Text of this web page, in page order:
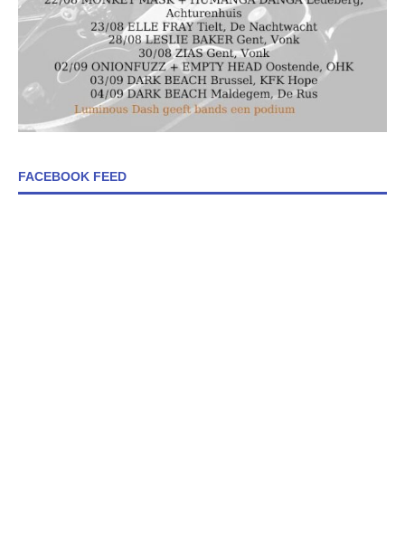
FACEBOOK FEED